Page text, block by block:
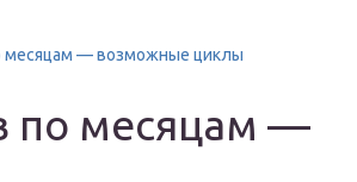
месяцам — возможные циклы
по месяцам —